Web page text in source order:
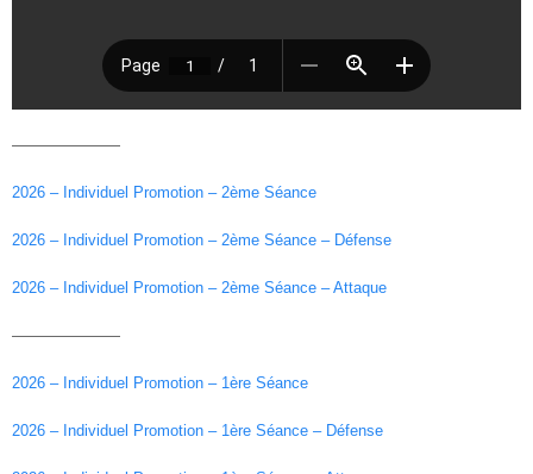
———————
2026 – Individuel Promotion – 2ème Séance
2026 – Individuel Promotion – 2ème Séance – Défense
2026 – Individuel Promotion – 2ème Séance – Attaque
———————
2026 – Individuel Promotion – 1ère Séance
2026 – Individuel Promotion – 1ère Séance – Défense